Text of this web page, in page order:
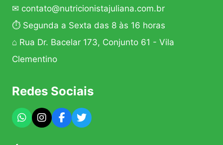
✉ contato@nutricionistajuliana.com.br
⏱ Segunda a Sexta das 8 às 16 horas
⌂ Rua Dr. Bacelar 173, Conjunto 61 - Vila
Clementino
Redes Sociais